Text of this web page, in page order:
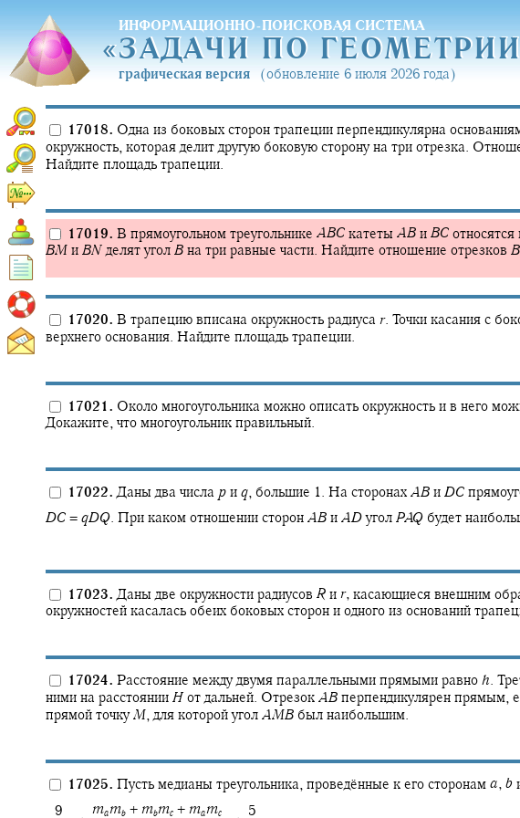
ИНФОРМАЦИОННО-ПОИСКОВАЯ СИСТЕМА
«ЗАДАЧИ ПО ГЕОМЕТРИ
«ЗАДАЧИ ПО ГЕОМЕТРИ
графическая версия (обновление 6 июля 2026 года)
17018. Одна из боковых сторон трапеции перпендикулярна
окружность, которая делит другую боковую сторону на три отрезка.
Найдите площадь трапеции.
17019. В прямоугольном треугольнике ABC катеты AB и BC относятся
BM и BN делят угол B на три равные части. Найдите отношение отрезков B
17020. В трапецию вписана окружность радиуса r. Точки касания с
верхнего основания. Найдите площадь трапеции.
17021. Около многоугольника можно описать окружность и в него
Докажите, что многоугольник правильный.
17022. Даны два числа p и q, большие 1. На сторонах AB и DC
DC = qDQ. При каком отношении сторон AB и ADугол PAQ будет
17023. Даны две окружности радиусов R и r, касающиеся внешним
окружностей касалась обеих боковых сторон и одного из оснований
17024. Расстояние между двумя параллельными прямыми равно h.
ними на расстоянии H от дальней. Отрезок AB перпендикулярен прямым,
прямой точкуM,для которой угол AMB был наибольшим.
17025. Пусть медианы треугольника, проведённые к его сторонам a, b
‍ 9
mamb + mbmc + mamc ‍ 5